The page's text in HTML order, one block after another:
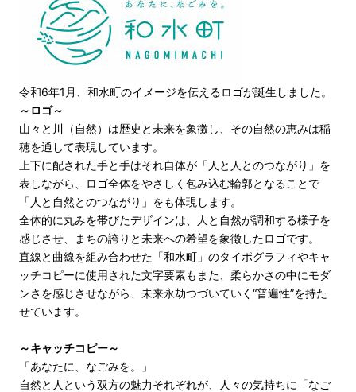
令和6年1月、和水町のイメージを伝えるロゴが誕生しました。
～ロゴ～
山々と川（自然）は歴史と未来を象徴し、その自然の恵みは稲
穂を通して表現しています。
上下に配された手と手はそれ自体が「人と人とのつながり」を
表しながら、ロゴ全体をやさしく包み込む輪郭となることで
「人と自然とのつながり」をも体現します。
全体的に丸みを帯びたデザインは、人と自然が調和する様子を
感じさせ、まちの誇りと未来への希望を象徴したロゴです。
直線と曲線を組み合わせた「和水町」のタイポグラフィやキャ
ッチコピーに使用された文字要素もまた、柔らかさの中にモダ
ンさを感じさせながら、未来永劫つづいていく“普遍性”を持た
せています。
～キャッチコピー～
「あなたに、なごみを。」
自然と人という双方の魅力それぞれが、人々の気持ちに「なご